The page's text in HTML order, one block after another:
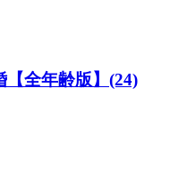
全年齢版】(24)